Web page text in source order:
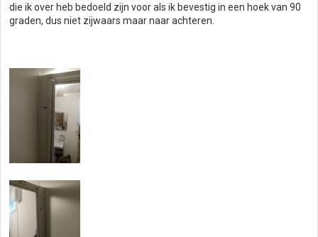
die ik over heb bedoeld zijn voor als ik bevestig in een hoek van 90
graden, dus niet zijwaars maar naar achteren.